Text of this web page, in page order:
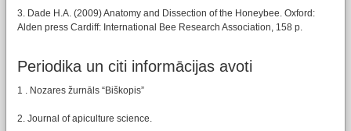
3. Dade H.A. (2009) Anatomy and Dissection of the Honeybee. Oxford:
Alden press Cardiff: International Bee Research Association, 158 p.
Periodika un citi informācijas avoti
1 . Nozares žurnāls “Biškopis”
2. Journal of apiculture science.